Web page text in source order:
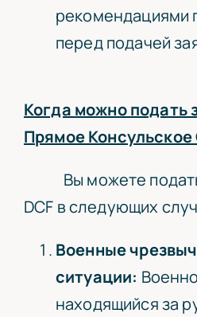
рекомендациями
перед подачей
Когда можно подать
Прямое
Вы можете подать
DCF в следующих
Военные
ситуации:
находящийся за